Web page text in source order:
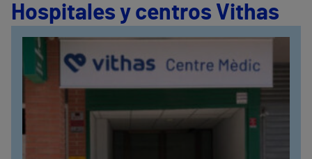
Hospitales y centros Vithas